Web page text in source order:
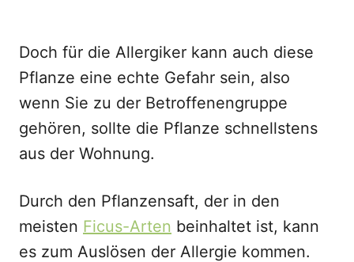
Doch für die Allergiker kann auch diese
Pflanze eine echte Gefahr sein, also
wenn Sie zu der Betroffenengruppe
gehören, sollte die Pflanze schnellstens
aus der Wohnung.
Durch den Pflanzensaft, der in den
meisten Ficus-Arten beinhaltet ist, kann
es zum Auslösen der Allergie kommen.